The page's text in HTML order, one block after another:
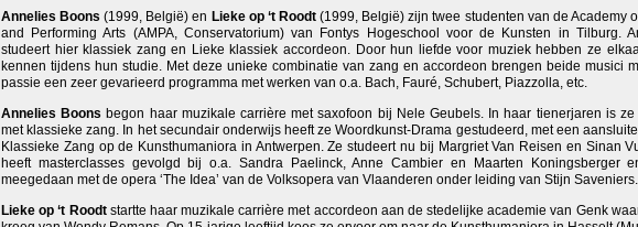
Annelies Boons(1999, België) en Lieke op ‘t Roodt(1999, België) zijn twee studenten van de Academy
and Performing Arts (AMPA, Conservatorium) van Fontys Hogeschool voor de Kunsten in Tilburg.
studeert hier klassiek zang en Lieke klassiek accordeon. Door hun liefde voor muziek hebben ze
kennen tijdens hun studie. Met deze unieke combinatie van zang en accordeon brengen beide musici
passie een zeer gevarieerd programma met werken van o.a. Bach, Fauré, Schubert, Piazzolla, etc.
Annelies Boons begon haar muzikale carrière met saxofoon bij Nele Geubels. In haar tienerjaren is ze
met klassieke zang. In het secundair onderwijs heeft ze Woordkunst-Drama gestudeerd, met een
Klassieke Zang op de Kunsthumaniora in Antwerpen. Ze studeert nu bij Margriet Van Reisen en Sinan
heeft masterclasses gevolgd bij o.a. Sandra Paelinck, Anne Cambier en Maarten Koningsberger
meegedaan met de opera ‘The Idea’ van de Volksopera van Vlaanderen onder leiding van Stijn Saveniers.
Lieke op ‘t Roodt startte haar muzikale carrière met accordeon aan de stedelijke academie van Genk